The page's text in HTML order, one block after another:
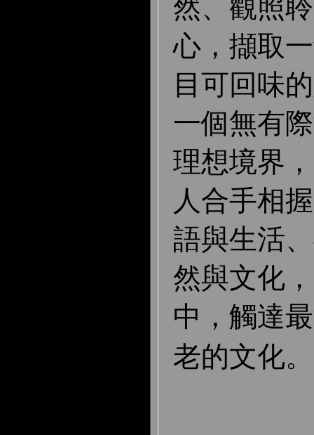
然、觀照
心，擷取
目可回味
一個無有
理想境界
人合手相
語與生活
然與文化
中，觸達
老的文化